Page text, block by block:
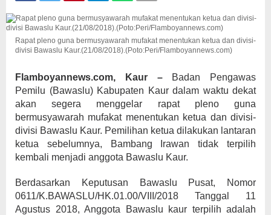
Rapat pleno guna bermusyawarah mufakat menentukan ketua dan divisi-
divisi Bawaslu Kaur.(21/08/2018).(Poto:Peri/Flamboyannews.com)
Flamboyannews.com, Kaur –Badan Pengawas
Pemilu (Bawaslu) Kabupaten Kaur dalam waktu dekat
akan segera menggelar rapat pleno guna
bermusyawarah mufakat menentukan ketua dan divisi-
divisi Bawaslu Kaur. Pemilihan ketua dilakukan lantaran
ketua sebelumnya, Bambang Irawan tidak terpilih
kembali menjadi anggota Bawaslu Kaur.
Berdasarkan Keputusan Bawaslu Pusat, Nomor
0611/K.BAWASLU/HK.01.00/VIII/2018 Tanggal 11
Agustus 2018, Anggota Bawaslu kaur terpilih adalah